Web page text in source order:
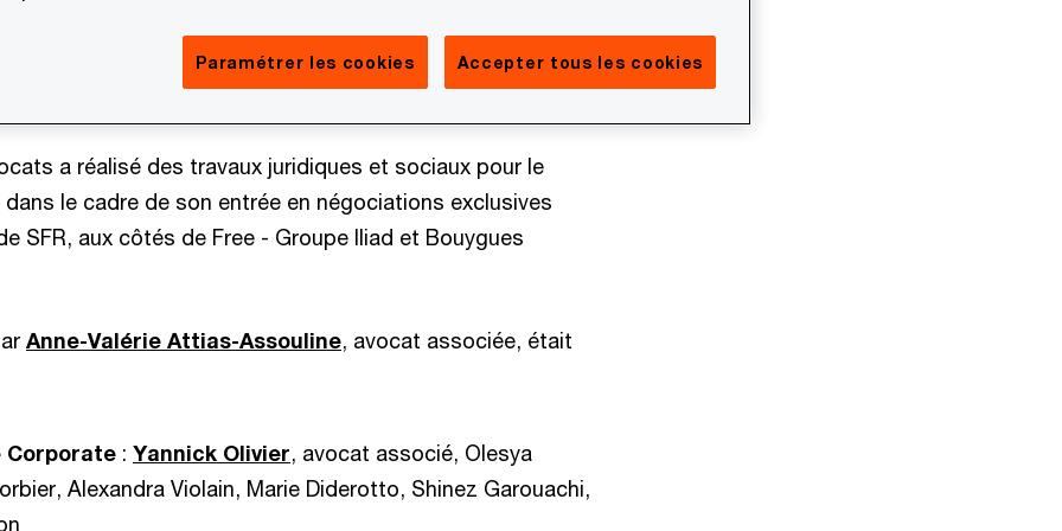
de son projet d’acquisition de SFR, aux côtés de Free
a réalisé des travaux juridiques et sociaux pour le
dans le cadre de son entrée en négociations exclusives
SFR, aux côtés de Free - Groupe Iliad et Bouygues
Anne-Valérie Attias-Assouline, avocat associée, était
Corporate : Yannick Olivier, avocat associé, Olesya
Alexandra Violain, Marie Diderotto, Shinez Garouachi,
Paramétrer les cookies Accepter tous les cookies